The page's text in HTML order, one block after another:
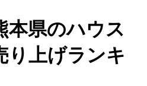
本県のハウス
り上げランキ